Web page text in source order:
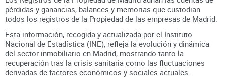
pérdidas y ganancias, balances y memorias que custodian
todos los registros de la Propiedad de las empresas de Madrid
Esta información, recogida y actualizada por el Instituto
Nacional de Estadística (INE), refleja la evolución y dinámica
del sector inmobiliario en Madrid, mostrando tanto la
recuperación tras la crisis sanitaria como las fluctuaciones
derivadas de factores económicos y sociales actuales.